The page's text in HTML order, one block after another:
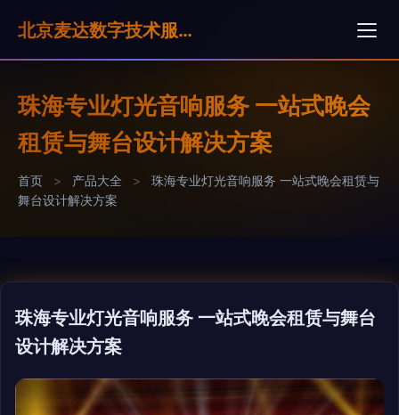
北京麦达数字技术服务有限公司
珠海专业灯光音响服务 一站式晚会
租赁与舞台设计解决方案
首页 > 产品大全 >
珠海专业灯光音响服务 一站式晚会租赁与
舞台设计解决方案
珠海专业灯光音响服务 一站式晚会租赁与舞台
设计解决方案